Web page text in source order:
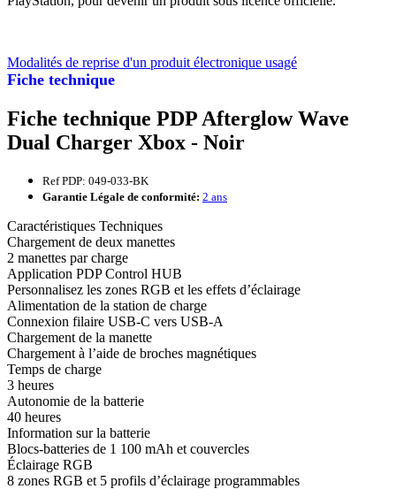
Fiche technique
Modalités de reprise d'un produit électronique usagé
Fiche technique PDP Afterglow Wave
Dual Charger Xbox - Noir
Ref PDP: 049-033-BK
Garantie Légale de conformité: 2 ans
Caractéristiques Techniques
Chargement de deux manettes
2 manettes par charge
Application PDP Control HUB
Personnalisez les zones RGB et les effets d’éclairage
Alimentation de la station de charge
Connexion filaire USB-C vers USB-A
Chargement de la manette
Chargement à l’aide de broches magnétiques
Temps de charge
3 heures
Autonomie de la batterie
40 heures
Information sur la batterie
Blocs-batteries de 1 100 mAh et couvercles
Éclairage RGB
8 zones RGB et 5 profils d’éclairage programmables